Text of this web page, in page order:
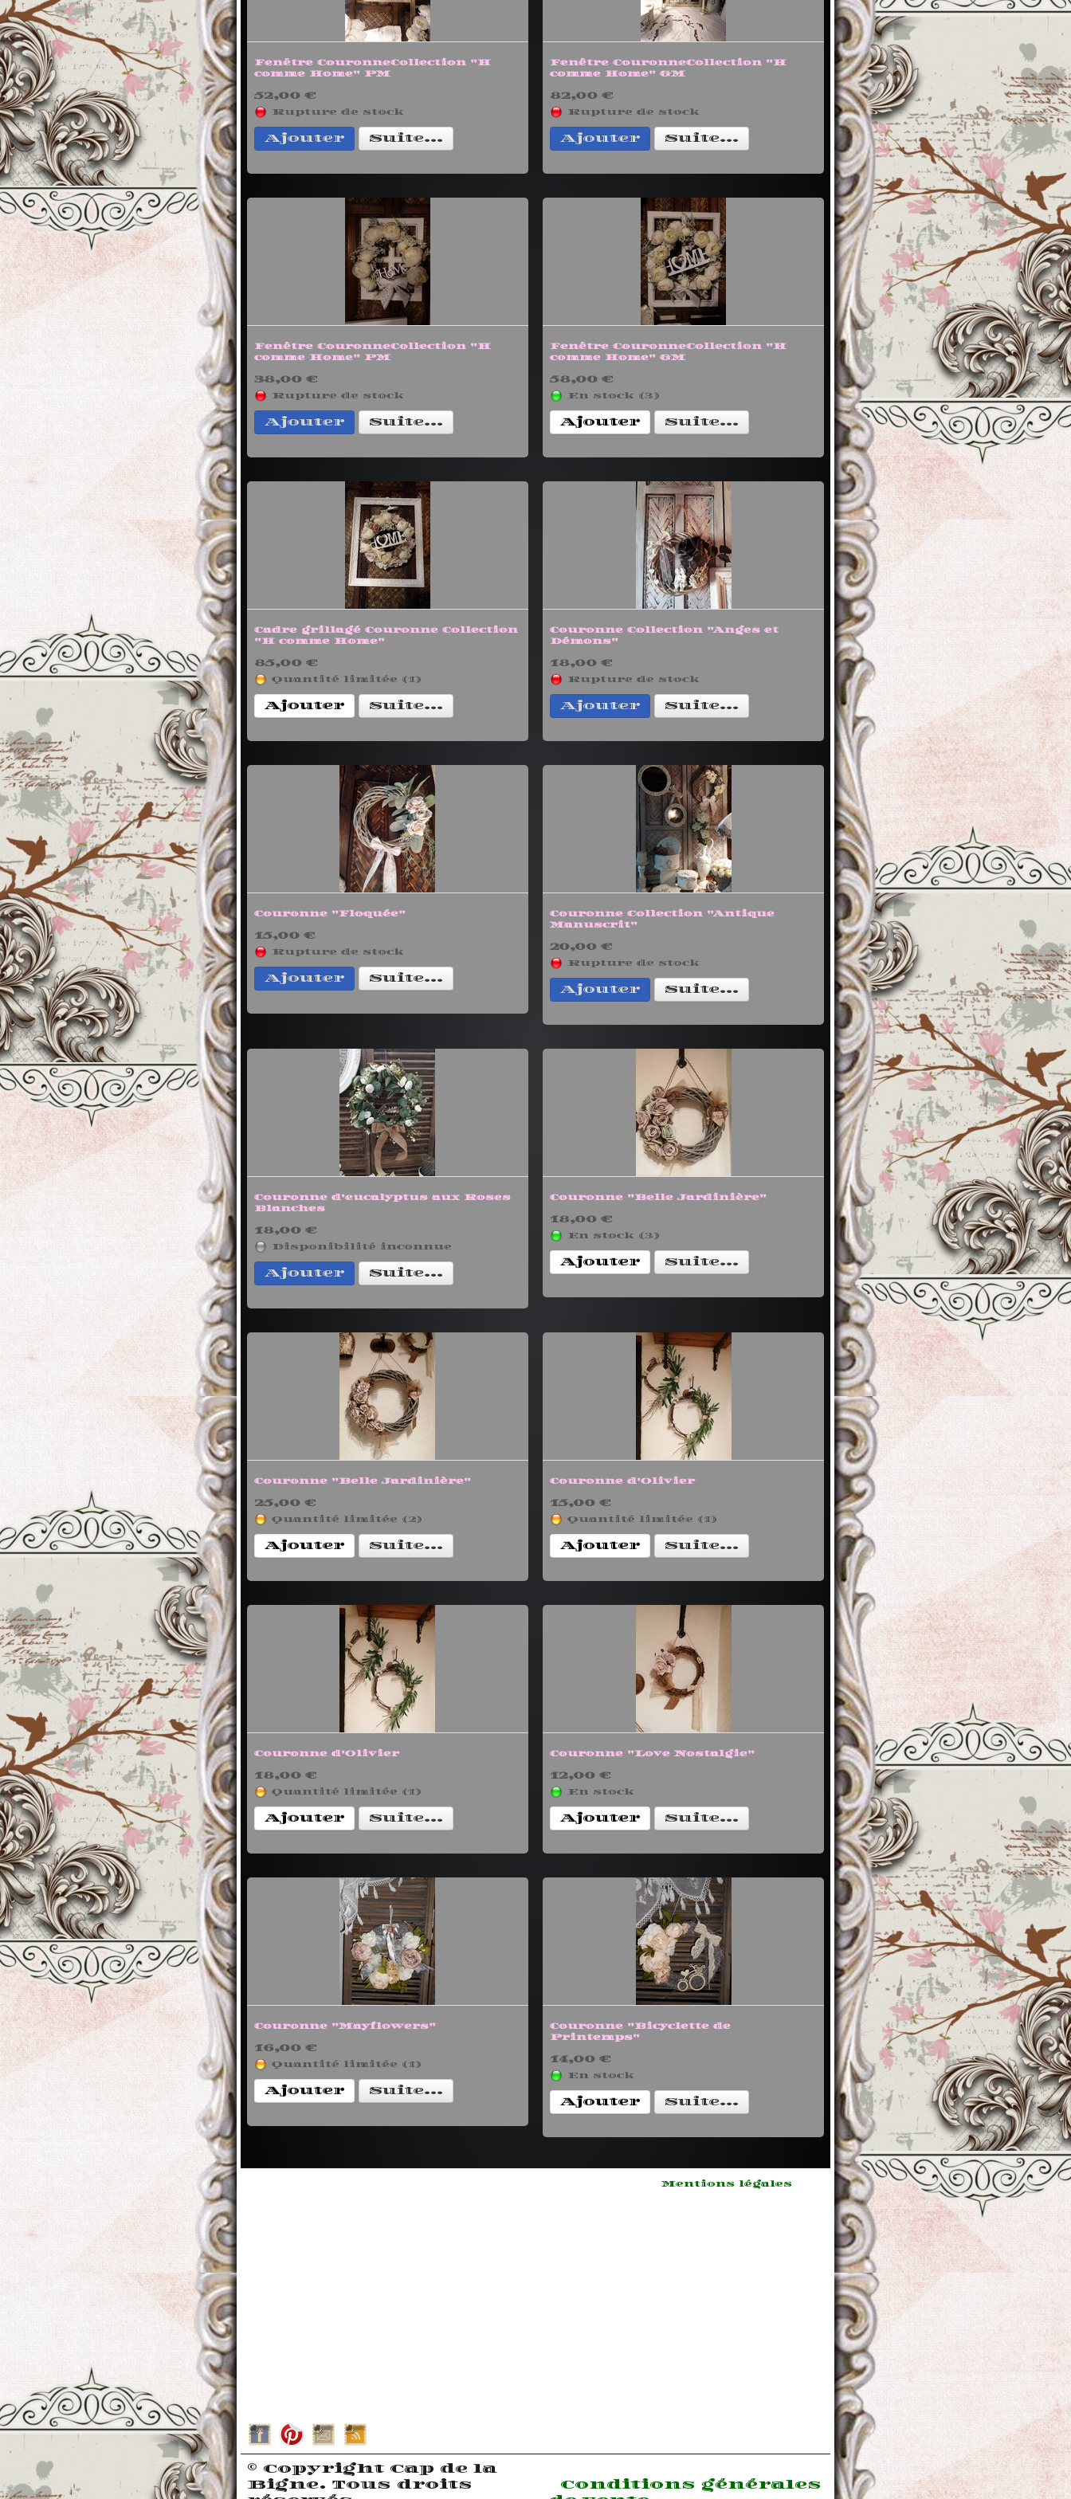
Fenêtre CouronneCollection "H
comme Home" PM
52,00 €
Rupture de stock
Ajouter Suite...
Fenêtre CouronneCollection "H
comme Home" GM
82,00 €
Rupture de stock
Ajouter Suite...
Fenêtre CouronneCollection "H
comme Home" PM
38,00 €
Rupture de stock
Ajouter Suite...
Fenêtre CouronneCollection "H
comme Home" GM
58,00 €
En stock (3)
Ajouter Suite...
Cadre grillagé Couronne Collection
"H comme Home"
85,00 €
Quantité limitée (1)
Ajouter Suite...
Couronne Collection "Anges et
Démons"
18,00 €
Rupture de stock
Ajouter Suite...
Couronne "Floquée"
15,00 €
Rupture de stock
Ajouter Suite...
Couronne Collection "Antique
Manuscrit"
20,00 €
Rupture de stock
Ajouter Suite...
Couronne d'eucalyptus aux Roses
Blanches
18,00 €
Disponibilité inconnue
Ajouter Suite...
Couronne "Belle Jardinière"
18,00 €
En stock (3)
Ajouter Suite...
Couronne "Belle Jardinière"
25,00 €
Quantité limitée (2)
Ajouter Suite...
Couronne d'Olivier
15,00 €
Quantité limitée (1)
Ajouter Suite...
Couronne d'Olivier
18,00 €
Quantité limitée (1)
Ajouter Suite...
Couronne "Love Nostalgie"
12,00 €
En stock
Ajouter Suite...
Couronne "Mayflowers"
16,00 €
Quantité limitée (1)
Ajouter Suite...
Couronne "Bicyclette de
Printemps"
14,00 €
En stock
Ajouter Suite...
Mentions légales
© Copyright Cap de la
Bigne. Tous droits
Conditions générales